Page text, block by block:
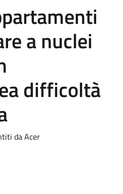
a nuclei
difficoltà
da Acer